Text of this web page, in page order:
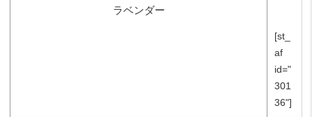
ラベンダー
[st_
af
id="
301
36"]